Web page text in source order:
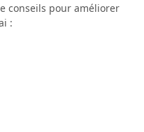
conseils pour améliorer
: